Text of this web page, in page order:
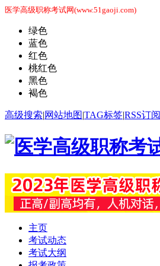
医学高级职称考试网(www.51gaoji.com)
绿色
蓝色
红色
桃红色
黑色
褐色
高级搜索|网站地图|TAG标签|RSS订阅
主页
考试动态
考试大纲